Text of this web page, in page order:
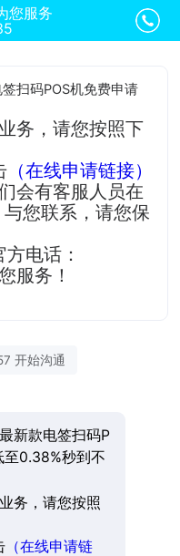
您服务
扫码POS机免费申请
务，请您按照下
（在线申请链接）
会有客服人员在
与您联系，请您保
电话：
服务！
开始沟通
新款电签扫码P
至0.38%秒到不
务，请您按照
（在线申请链